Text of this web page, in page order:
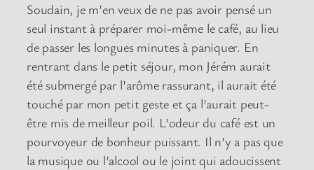
Soudain, je m’en veux de ne pas avoir pensé un
seul instant à préparer moi-même le café, au lieu
de passer les longues minutes à paniquer. En
rentrant dans le petit séjour, mon Jérém aurait
été submergé par l’arôme rassurant, il aurait été
touché par mon petit geste et ça l’aurait peut-
être mis de meilleur poil. L’odeur du café est un
pourvoyeur de bonheur puissant. Il n’y a pas que
la musique ou l’alcool ou le joint qui adoucissent